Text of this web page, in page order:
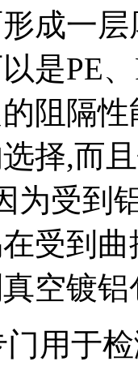
成一
是PE
阻隔
择,而
为受到
受到
空镀
门用于